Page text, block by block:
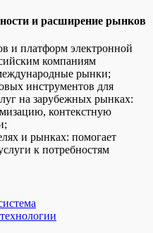
и расширение рынков
и платформ электронной
компаниям
рынки;
инструментов для
на зарубежных рынках:
контекстную
и рынках: помогает
к потребностям